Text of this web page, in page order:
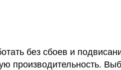
без сбоев и
производительность.